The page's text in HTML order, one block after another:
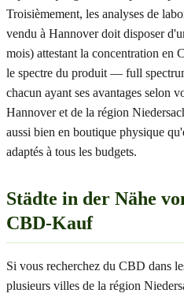
Troisièmement, les analyses de
vendu à Hannover doit disposer
mois) attestant la concentration en
le spectre du produit — full
chacun ayant ses avantages selon
Hannover et de la région
aussi bien en boutique physique
adaptés à tous les budgets.
Städte in der Nähe
CBD-Kauf
Si vous recherchez du CBD dans
plusieurs villes de la région